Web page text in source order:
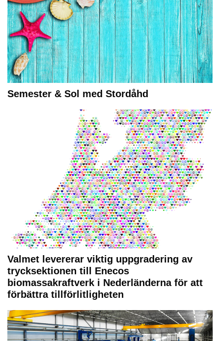
Semester & Sol med Stordåhd
Valmet levererar viktig uppgradering av
trycksektionen till Enecos
biomassakraftverk i Nederländerna för att
förbättra tillförlitligheten